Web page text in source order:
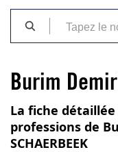
Burim
La fiche
professions de
SCHAERBEEK